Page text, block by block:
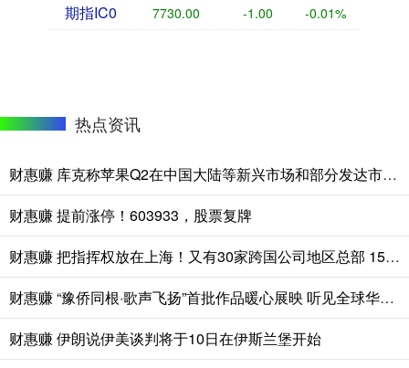
期指IC0 7730.00 -1.00 -0.01%
热点资讯
财惠赚 库克称苹果Q2在中国大陆等新兴市场和部分发达市场打破纪录，公司股价盘后跌幅仍然扩大至5%
财惠赚 提前涨停！603933，股票复牌
财惠赚 把指挥权放在上海！又有30家跨国公司地区总部 15家外资研发中心获颁证书
财惠赚 “豫侨同根·歌声飞扬”首批作品暖心展映 听见全球华裔青少年的文化回响
财惠赚 伊朗说伊美谈判将于10日在伊斯兰堡开始